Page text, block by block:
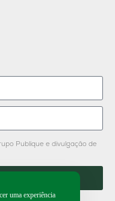
Publique e divulgação de
uma experiência